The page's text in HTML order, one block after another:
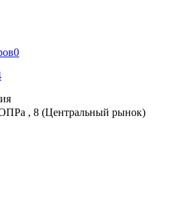
0
, 8 (Центральный рынок)